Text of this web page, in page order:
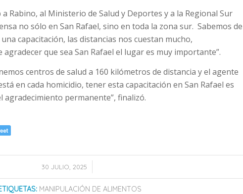
Rabino, al Ministerio de Salud y Deportes y a la Regional Sur
no sólo en San Rafael, sino en toda la zona sur. Sabemos de
capacitación, las distancias nos cuestan mucho,
que sea San Rafael el lugar es muy importante”.
centros de salud a 160 kilómetros de distancia y el agente
en cada homicidio, tener esta capacitación en San Rafael es
permanente”, finalizó.
30 JULIO, 2025
MANIPULACIÓN DE ALIMENTOS